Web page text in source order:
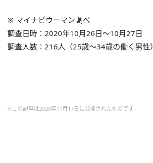
※ マイナビウーマン調べ
調査日時：2020年10月26日～10月27日
調査人数：216人（25歳～34歳の働く男性）
※この記事は2020年11月17日に公開されたものです